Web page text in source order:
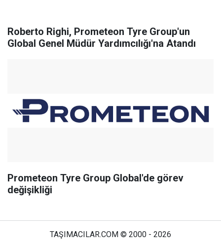
Roberto Righi, Prometeon Tyre Group'un
Global Genel Müdür Yardımcılığı'na Atandı
Prometeon Tyre Group Global'de görev
değişikliği
TAŞIMACILAR.COM © 2000 - 2026